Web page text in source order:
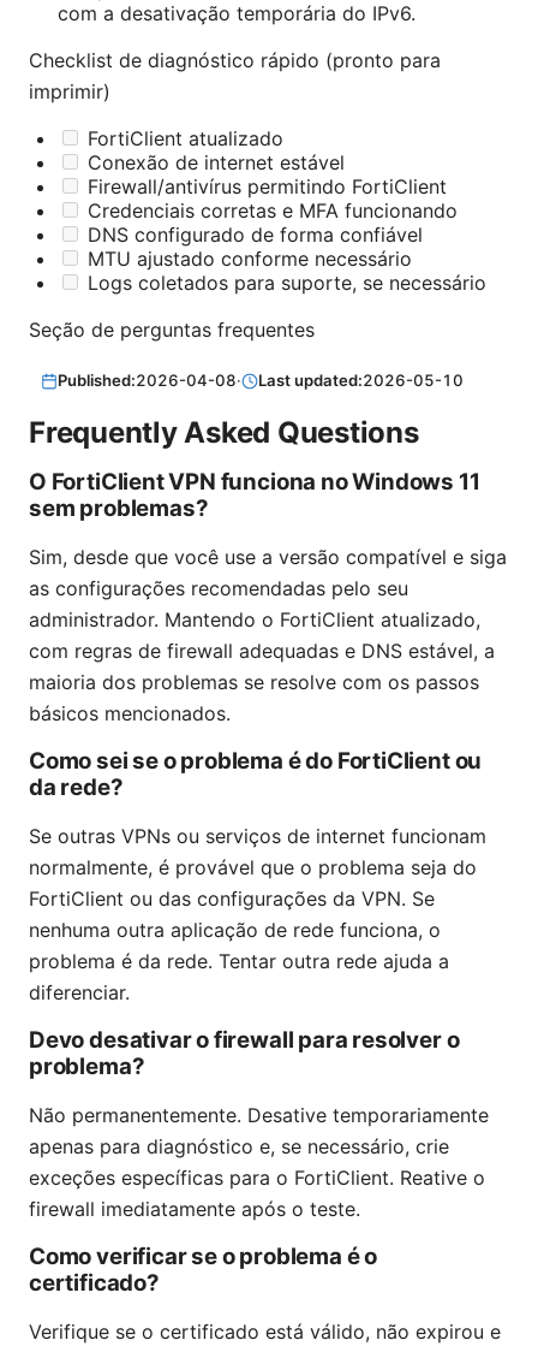
com a desativação temporária do IPv6.
Checklist de diagnóstico rápido (pronto para
imprimir)
FortiClient atualizado
Conexão de internet estável
Firewall/antivírus permitindo FortiClient
Credenciais corretas e MFA funcionando
DNS configurado de forma confiável
MTU ajustado conforme necessário
Logs coletados para suporte, se necessário
Seção de perguntas frequentes
Published:2026-04-08· Last updated:2026-05-10
Frequently Asked Questions
O FortiClient VPN funciona no Windows 11
sem problemas?
Sim, desde que você use a versão compatível e siga
as configurações recomendadas pelo seu
administrador. Mantendo o FortiClient atualizado,
com regras de firewall adequadas e DNS estável, a
maioria dos problemas se resolve com os passos
básicos mencionados.
Como sei se o problema é do FortiClient ou
da rede?
Se outras VPNs ou serviços de internet funcionam
normalmente, é provável que o problema seja do
FortiClient ou das configurações da VPN. Se
nenhuma outra aplicação de rede funciona, o
problema é da rede. Tentar outra rede ajuda a
diferenciar.
Devo desativar o firewall para resolver o
problema?
Não permanentemente. Desative temporariamente
apenas para diagnóstico e, se necessário, crie
exceções específicas para o FortiClient. Reative o
firewall imediatamente após o teste.
Como verificar se o problema é o
certificado?
Verifique se o certificado está válido, não expirou e